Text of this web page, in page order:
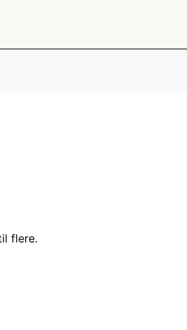
flere.